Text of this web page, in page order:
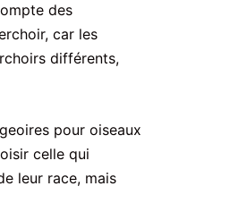
des
car les
différents,
pour oiseaux
celle qui
leur race, mais